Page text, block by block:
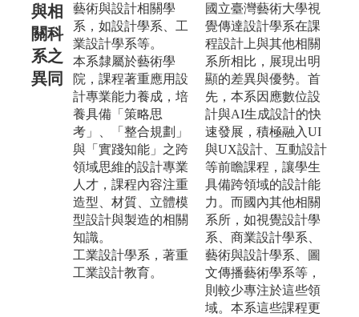
與相
關科
系之
異同
藝術與設計相關學
系，如設計學系、工
業設計學系等。
本系隸屬於藝術學
院，課程著重應用設
計專業能力養成，培
養具備「策略思
考」、「整合規劃」
與「實踐知能」之跨
領域思維的設計專業
人才，課程內容注重
造型、材質、立體模
型設計與製造的相關
知識。
工業設計學系，著重
工業設計教育。
國立臺灣藝術大學視
覺傳達設計學系在課
程設計上與其他相關
系所相比，展現出明
顯的差異與優勢。首
先，本系因應數位設
計與AI生成設計的快
速發展，積極融入UI
與UX設計、互動設計
等前瞻課程，讓學生
具備跨領域的設計能
力。而國內其他相關
系所，如視覺設計學
系、商業設計學系、
藝術與設計學系、圖
文傳播藝術學系等，
則較少專注於這些領
域。本系這些課程更